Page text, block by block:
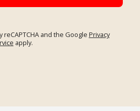
and the Google Privacy
apply.